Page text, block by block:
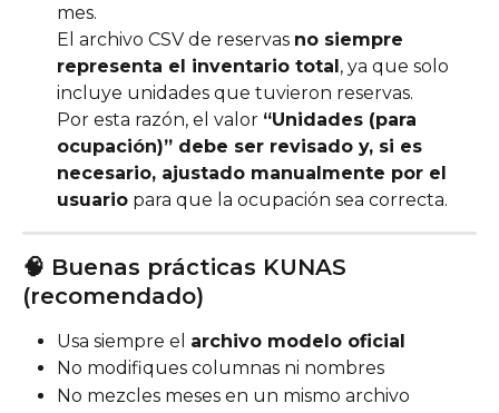
mes.
El archivo CSV de reservas no siempre
representa el inventario total, ya que solo
incluye unidades que tuvieron reservas.
Por esta razón, el valor “Unidades (para
ocupación)” debe ser revisado y, si es
necesario, ajustado manualmente por el
usuario para que la ocupación sea correcta.
🧠 Buenas prácticas KUNAS
(recomendado)
Usa siempre el archivo modelo oficial
No modifiques columnas ni nombres
No mezcles meses en un mismo archivo